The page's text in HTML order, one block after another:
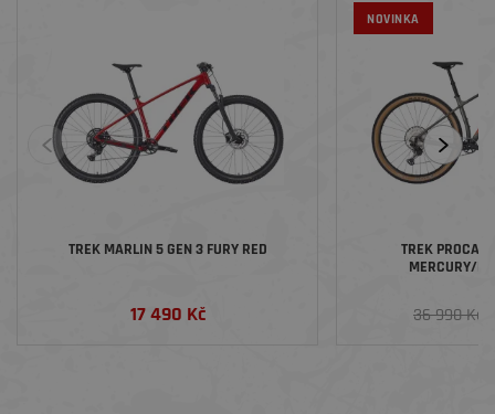
TREK MARLIN 5 GEN 3 FURY RED
17 490 Kč
NOVINKA
TREK
MERCURY/
36 990 Kč